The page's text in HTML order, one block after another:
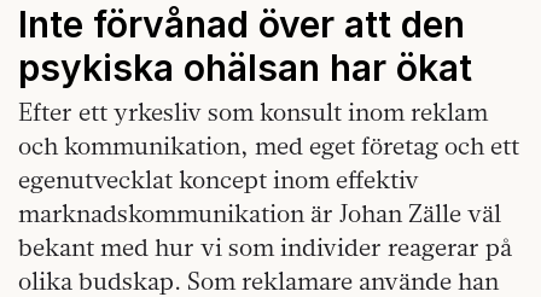
Inte förvånad över att den
psykiska ohälsan har ökat
Efter ett yrkesliv som konsult inom reklam
och kommunikation, med eget företag och ett
egenutvecklat koncept inom effektiv
marknadskommunikation är Johan Zälle väl
bekant med hur vi som individer reagerar på
olika budskap. Som reklamare använde han